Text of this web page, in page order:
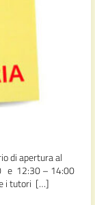
di apertura al
e 12:30 – 14:00
e i tutori […]